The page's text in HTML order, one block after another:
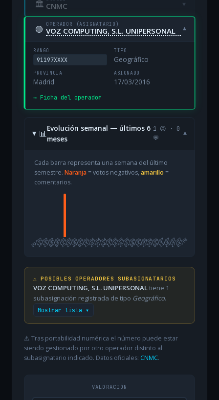
🏛 CNMC ▾
🟢 OPERADOR (ASIGNATARIO)
VOZ COMPUTING, S.L. UNIPERSONAL ▾
RANGO
91197XXXX
TIPO
Geográfico
PROVINCIA
Madrid
ASIGNADO
17/03/2016
→ Ficha del operador
📊
Evolución semanal — últimos 6
meses
1 😡 · 0
💬
▾
Cada barra representa una semana del último
semestre. Naranja= votos negativos, amarillo =
comentarios.
09/02
16/0223/0202/0309/0316/0323/0330/0306/0413/0420/0427/0404/0511/0518/0525/0501/0608/0615/0622/0629/0606/0713/0720/0727/07
03/08
⚠️ POSIBLES OPERADORES SUBASIGNATARIOS
VOZ COMPUTING, S.L. UNIPERSONALtiene 1
subasignación registrada de tipo Geográfico.
Mostrar lista ▾
⚠️ Tras portabilidad numérica el número puede estar
siendo gestionado por otro operador distinto al
subasignatario indicado. Datos oficiales: CNMC.
VALORACIÓN